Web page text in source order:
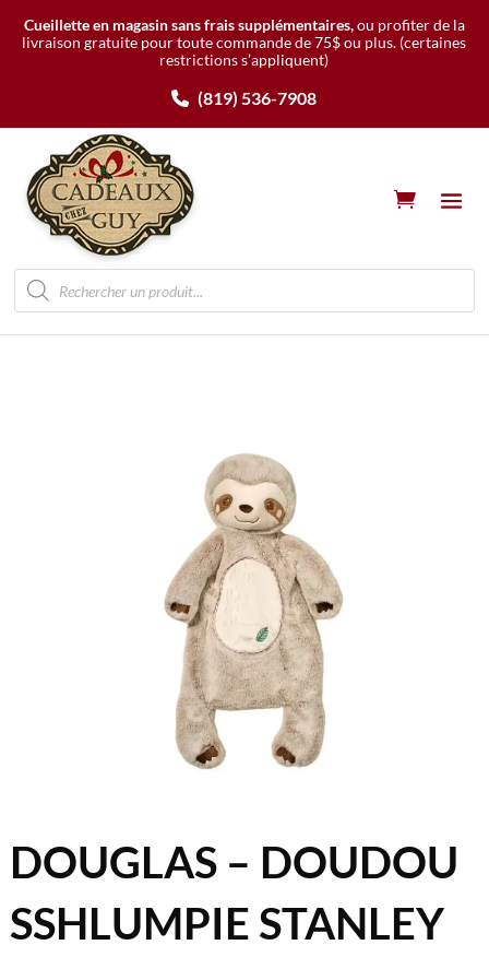
Cueillette en magasin sans frais supplémentaires,ou profiter de la
livraison gratuite pour toute commande de 75$ ou plus. (certaines
restrictions s’appliquent)
(819) 536-7908
Recherche
de
produits
DOUGLAS – DOUDOU
SSHLUMPIE STANLEY